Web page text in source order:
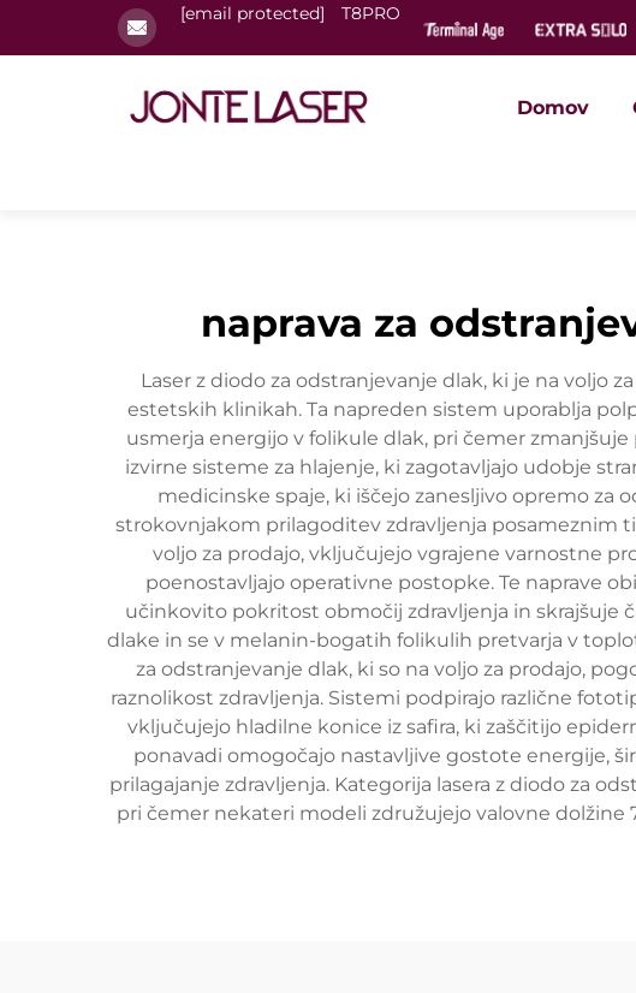
[email protected] T8PRO
Domov
naprava za
Laser z diodo za odstranjevanje dlak, ki je na voljo
estetskih klinikah. Ta napreden sistem uporablja
usmerja energijo v folikule dlak, pri čemer zmanjšuje
izvirne sisteme za hlajenje, ki zagotavljajo udobje
medicinske spaje, ki iščejo zanesljivo opremo za
strokovnjakom prilagoditev zdravljenja posameznim
voljo za prodajo, vključujejo vgrajene varnostne
poenostavljajo operativne postopke. Te naprave
učinkovito pokritost območij zdravljenja in skrajšuje
dlake in se v melanin-bogatih folikulih pretvarja v
za odstranjevanje dlak, ki so na voljo za prodajo,
raznolikost zdravljenja. Sistemi podpirajo različne
vključujejo hladilne konice iz safira, ki zaščitijo
ponavadi omogočajo nastavljive gostote energije,
prilagajanje zdravljenja. Kategorija lasera z diodo za
pri čemer nekateri modeli združujejo valovne dolžine